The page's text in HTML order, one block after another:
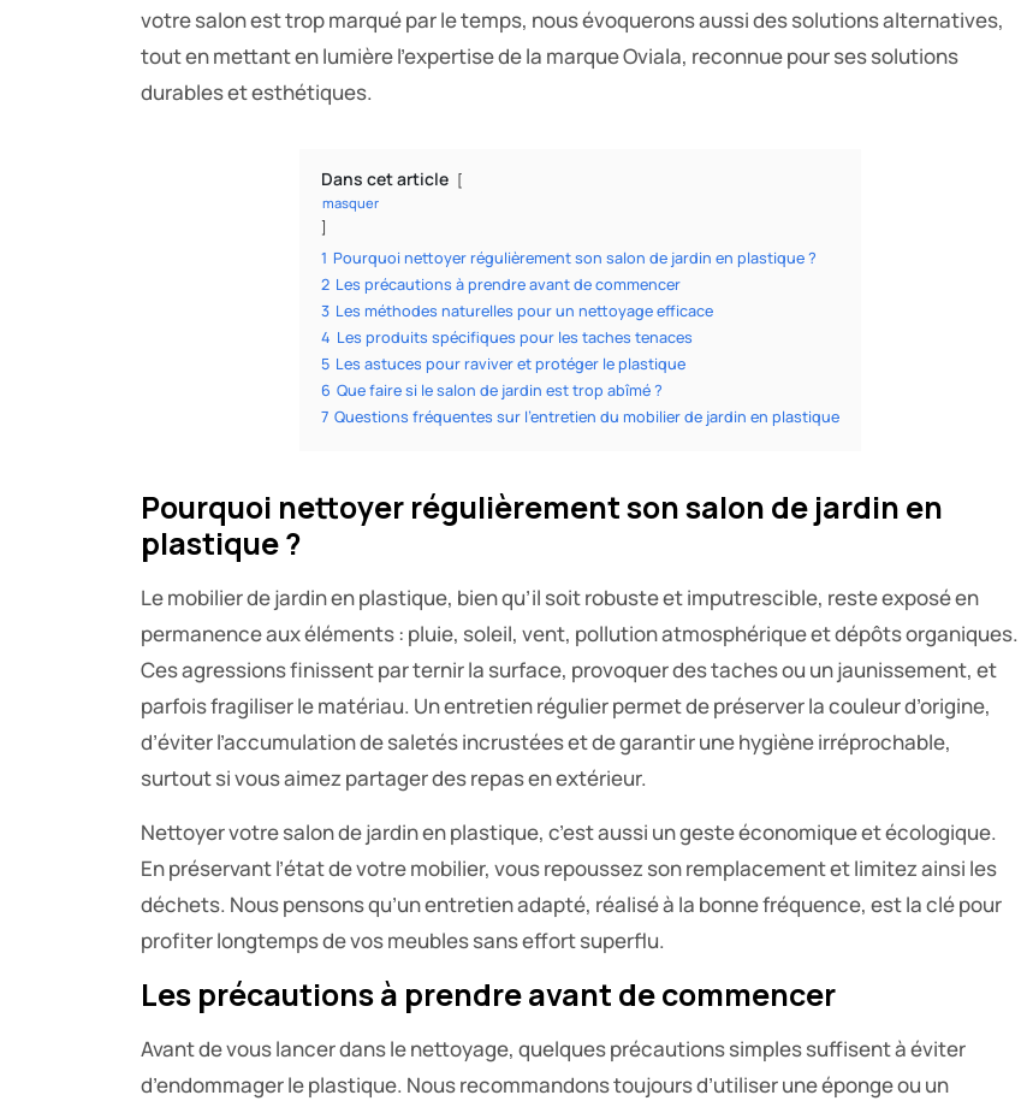
votre salon est trop marqué par le temps, nous évoquerons aussi des solutions alternatives,
tout en mettant en lumière l’expertise de la marque Oviala, reconnue pour ses solutions
durables et esthétiques.
Dans cet article
masquer
1 Pourquoi nettoyer régulièrement son salon de jardin en plastique ?
2 Les précautions à prendre avant de commencer
3 Les méthodes naturelles pour un nettoyage efficace
4 Les produits spécifiques pour les taches tenaces
5 Les astuces pour raviver et protéger le plastique
6 Que faire si le salon de jardin est trop abîmé ?
7 Questions fréquentes sur l’entretien du mobilier de jardin en plastique
Pourquoi nettoyer régulièrement son salon de jardin en
plastique ?
Le mobilier de jardin en plastique, bien qu’il soit robuste et imputrescible, reste exposé en
permanence aux éléments : pluie, soleil, vent, pollution atmosphérique et dépôts organiques.
Ces agressions finissent par ternir la surface, provoquer des taches ou un jaunissement, et
parfois fragiliser le matériau. Un entretien régulier permet de préserver la couleur d’origine,
d’éviter l’accumulation de saletés incrustées et de garantir une hygiène irréprochable,
surtout si vous aimez partager des repas en extérieur.
Nettoyer votre salon de jardin en plastique, c’est aussi un geste économique et écologique.
En préservant l’état de votre mobilier, vous repoussez son remplacement et limitez ainsi les
déchets. Nous pensons qu’un entretien adapté, réalisé à la bonne fréquence, est la clé pour
profiter longtemps de vos meubles sans effort superflu.
Les précautions à prendre avant de commencer
Avant de vous lancer dans le nettoyage, quelques précautions simples suffisent à éviter
d’endommager le plastique. Nous recommandons toujours d’utiliser une éponge ou un